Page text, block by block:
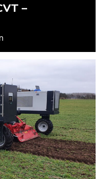
–